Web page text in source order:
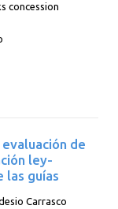
concession
de
ley-
las guías
Carrasco